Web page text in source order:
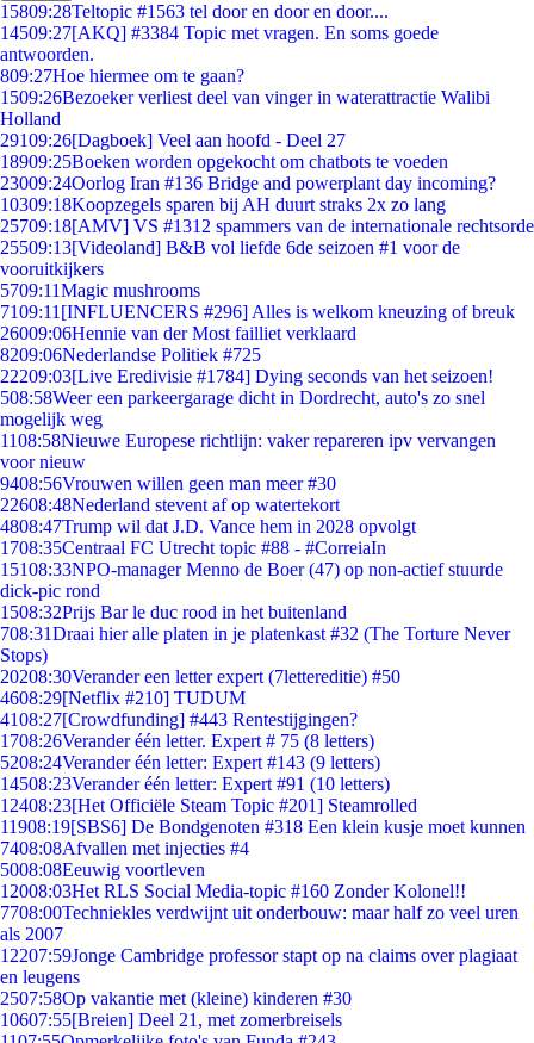
15809:28Teltopic #1563 tel door en door en door....
14509:27[AKQ] #3384 Topic met vragen. En soms goede
antwoorden.
809:27Hoe hiermee om te gaan?
1509:26Bezoeker verliest deel van vinger in waterattractie Walibi
Holland
29109:26[Dagboek] Veel aan hoofd - Deel 27
18909:25Boeken worden opgekocht om chatbots te voeden
23009:24Oorlog Iran #136 Bridge and powerplant day incoming?
10309:18Koopzegels sparen bij AH duurt straks 2x zo lang
25709:18[AMV] VS #1312 spammers van de internationale rechtsorde
25509:13[Videoland] B&B vol liefde 6de seizoen #1 voor de
vooruitkijkers
5709:11Magic mushrooms
7109:11 [INFLUENCERS #296] Alles is welkom kneuzing of breuk
26009:06Hennie van der Most failliet verklaard
8209:06Nederlandse Politiek #725
22209:03[Live Eredivisie #1784] Dying seconds van het seizoen!
508:58Weer een parkeergarage dicht in Dordrecht, auto's zo snel
mogelijk weg
1108:58Nieuwe Europese richtlijn: vaker repareren ipv vervangen
voor nieuw
9408:56Vrouwen willen geen man meer #30
22608:48Nederland stevent af op watertekort
4808:47Trump wil dat J.D. Vance hem in 2028 opvolgt
1708:35Centraal FC Utrecht topic #88 - #CorreiaIn
15108:33NPO-manager Menno de Boer (47) op non-actief stuurde
dick-pic rond
1508:32Prijs Bar le duc rood in het buitenland
708:31Draai hier alle platen in je platenkast #32 (The Torture Never
Stops)
20208:30Verander een letter expert (7lettereditie) #50
4608:29[Netflix #210] TUDUM
4108:27[Crowdfunding] #443 Rentestijgingen?
1708:26Verander één letter. Expert # 75 (8 letters)
5208:24Verander één letter: Expert #143 (9 letters)
14508:23Verander één letter: Expert #91 (10 letters)
12408:23[Het Officiële Steam Topic #201] Steamrolled
11908:19[SBS6] De Bondgenoten #318 Een klein kusje moet kunnen
7408:08Afvallen met injecties #4
5008:08Eeuwig voortleven
12008:03Het RLS Social Media-topic #160 Zonder Kolonel!!
7708:00Techniekles verdwijnt uit onderbouw: maar half zo veel uren
als 2007
12207:59Jonge Cambridge professor stapt op na claims over plagiaat
en leugens
2507:58Op vakantie met (kleine) kinderen #30
10607:55[Breien] Deel 21, met zomerbreisels